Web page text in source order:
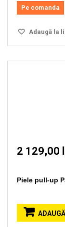
Pe comanda
Adaugă la
2 129,00
Piele pull-up